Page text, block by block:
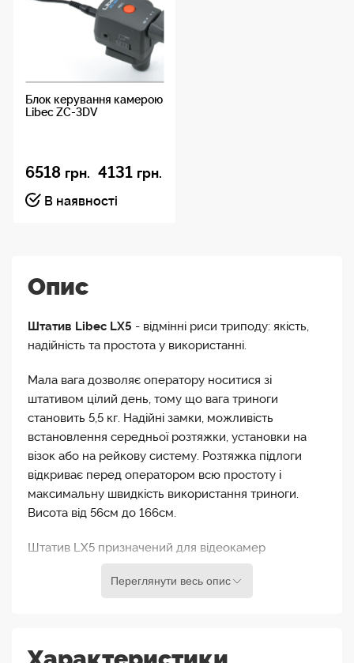
Блок керування камерою
Libec ZC-3DV
6518 грн. 4131 грн.
В наявності
Опис
Штатив Libec LX5 - відмінні риси триподу: якість,
надійність та простота у використанні.
Мала вага дозволяє оператору носитися зі
штативом цілий день, тому що вага триноги
становить 5,5 кг. Надійні замки, можливість
встановлення середньої розтяжки, установки на
візок або на рейкову систему. Розтяжка підлоги
відкриває перед оператором всю простоту і
максимальну швидкість використання триноги.
Висота від 56см до 166см.
Штатив LX5 призначений для відеокамер
контрбалансу та панорамування. Гідравлічна рідина
Свій внесок у простоту вносить зручне
Переглянути весь опис